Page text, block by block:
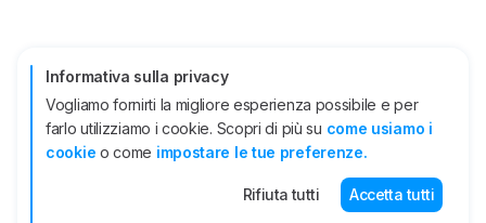
Informativa sulla privacy
Vogliamo fornirti la migliore esperienza possibile e per
farlo utilizziamo i cookie. Scopri di più su come usiamo i
cookie o come impostare le tue preferenze.
Rifiuta tutti Accetta tutti